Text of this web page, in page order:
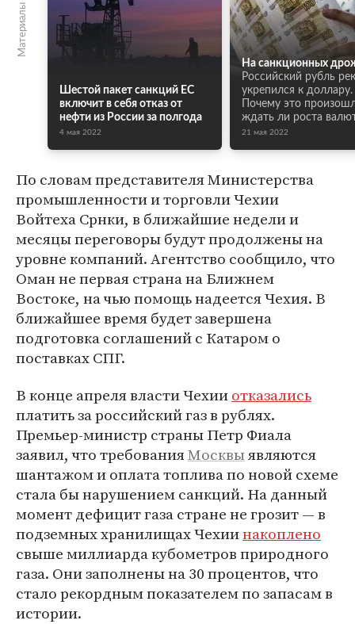
Шестой пакет санкций ЕС
включит в себя отказ от
нефти из России за полгода
4 мая 2022
На санкционных
Российский рубль
укрепился к доллару.
Почему это
ждать ли роста
21 мая 2022
По словам представителя Министерства
промышленности и торговли Чехии
Войтеха Срнки, в ближайшие недели и
месяцы переговоры будут продолжены на
уровне компаний. Агентство сообщило, что
Оман не первая страна на Ближнем
Востоке, на чью помощь надеется Чехия. В
ближайшее время будет завершена
подготовка соглашений с Катаром о
поставках СПГ.
В конце апреля власти Чехииотказались
платить за российский газ в рублях.
Премьер-министр страны Петр Фиала
заявил, что требованияМосквыявляются
шантажом и оплата топлива по новой схеме
стала бы нарушением санкций. На данный
момент дефицит газа стране не грозит — в
подземных хранилищах Чехиинакоплено
свыше миллиарда кубометров природного
газа. Они заполнены на 30 процентов, что
стало рекордным показателем по запасам в
истории.